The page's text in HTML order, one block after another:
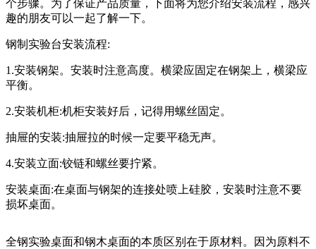
个步骤。为了保证产品质量，下面将为您介绍安装流程，感兴
趣的朋友可以一起了解一下。
钢制实验台安装流程:
1.安装钢架。安装时注意高度。横梁应固定在钢架上，横梁应
平衡。
2.安装机柜:机柜安装好后，记得用螺丝固定。
抽屉的安装:抽屉拉的时候一定要平稳无声。
4.安装立面:铰链和螺丝要拧紧。
安装桌面:在桌面与钢架的连接处喷上硅胶，安装时注意不要
损坏桌面。
全钢实验桌面和钢木桌面的本质区别在于原材料。因为原料不